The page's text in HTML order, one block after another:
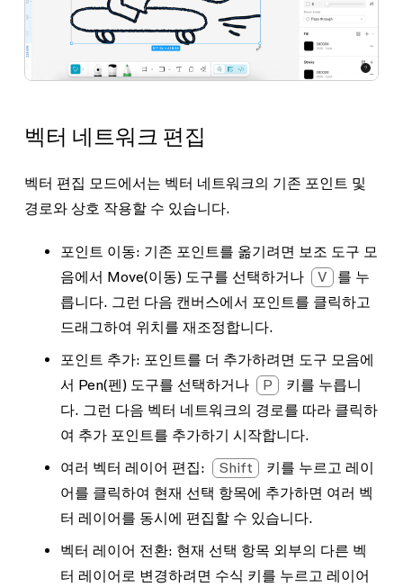
벡터 네트워크 편집
벡터 편집 모드에서는 벡터 네트워크의 기존 포인트 및
경로와 상호 작용할 수 있습니다.
포인트 이동: 기존 포인트를 옮기려면 보조 도구 모
음에서 Move(이동) 도구를 선택하거나 V
를 누
릅니다. 그런 다음 캔버스에서 포인트를 클릭하고
드래그하여 위치를 재조정합니다.
포인트 추가: 포인트를 더 추가하려면 도구 모음에
서 Pen(펜) 도구를 선택하거나 P
키를 누릅니
다. 그런 다음 벡터 네트워크의 경로를 따라 클릭하
여 추가 포인트를 추가하기 시작합니다.
여러 벡터 레이어 편집: Shift
키를 누르고 레이
어를 클릭하여 현재 선택 항목에 추가하면 여러 벡
터 레이어를 동시에 편집할 수 있습니다.
벡터 레이어 전환: 현재 선택 항목 외부의 다른 벡
터 레이어로 변경하려면 수식 키를 누르고 레이어